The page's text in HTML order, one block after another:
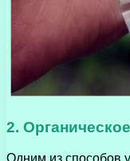
2.
Одним из способов